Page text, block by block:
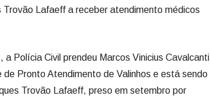
Lafaeff a receber atendimento médicos
Polícia Civil prendeu Marcos Vinicius Cavalcanti
Pronto Atendimento de Valinhos e está sendo
Trovão Lafaeff, preso em setembro por